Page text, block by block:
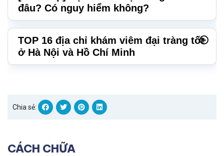
đâu? Có nguy hiểm không?
TOP 16 địa chỉ khám viêm đại tràng tốt
ở Hà Nội và Hồ Chí Minh
Chia sẻ:
CÁCH CHỮA